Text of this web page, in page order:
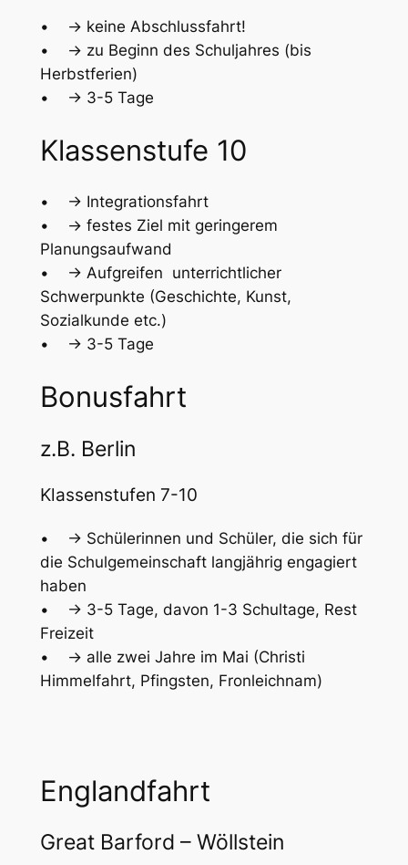
• -> keine Abschlussfahrt!
• -> zu Beginn des Schuljahres (bis
Herbstferien)
• -> 3-5 Tage
Klassenstufe 10
• -> Integrationsfahrt
• -> festes Ziel mit geringerem
Planungsaufwand
• -> Aufgreifen unterrichtlicher
Schwerpunkte (Geschichte, Kunst,
Sozialkunde etc.)
• -> 3-5 Tage
Bonusfahrt
z.B. Berlin
Klassenstufen 7-10
• -> Schülerinnen und Schüler, die sich für
die Schulgemeinschaft langjährig engagiert
haben
• -> 3-5 Tage, davon 1-3 Schultage, Rest
Freizeit
• -> alle zwei Jahre im Mai (Christi
Himmelfahrt, Pfingsten, Fronleichnam)
Englandfahrt
Great Barford – Wöllstein